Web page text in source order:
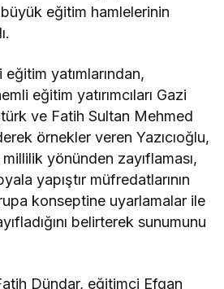
büyük eğitim hamlelerinin
yatımlarından,
eğitim yatırımcıları Gazi
ve Fatih Sultan Mehmed
örnekler veren Yazıcıoğlu,
yönünden zayıflaması,
yapıştır müfredatlarının
konseptine uyarlamalar ile
belirterek sunumunu
Dündar, eğitimci Efgan